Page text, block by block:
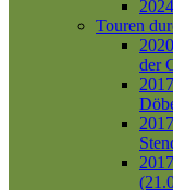
Touren
der